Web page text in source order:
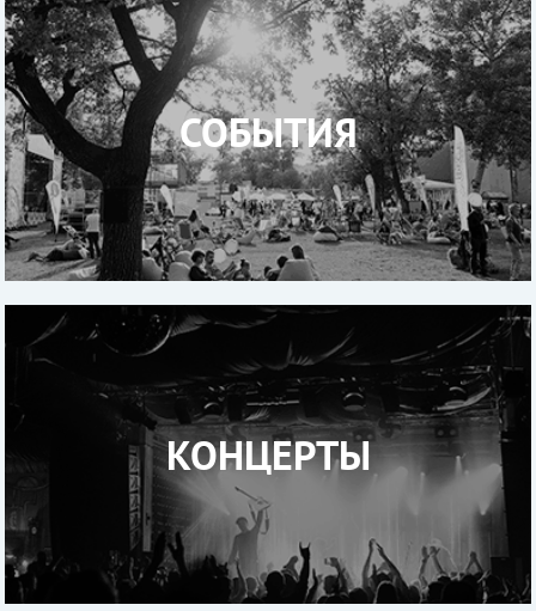
СОБЫТИЯ
КОНЦЕРТЫ